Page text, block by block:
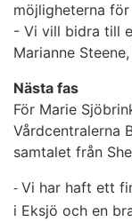
möjligheterna
- Vi vill bidra till
Marianne
Nästa fas
För Marie
Vårdcentralerna
samtalet från
- Vi har haft ett
i Eksjö och en